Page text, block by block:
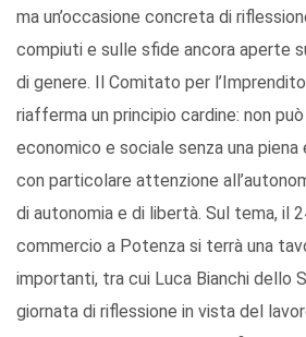
ma un’occasione concreta di
compiuti e sulle sfide ancora aperte
di genere. Il Comitato per
riafferma un principio cardine: non
economico e sociale senza una
con particolare attenzione
di autonomia e di libertà. Sul tema, il
commercio a Potenza si terrà una
importanti, tra cui Luca Bianchi dello
giornata di riflessione in vista del